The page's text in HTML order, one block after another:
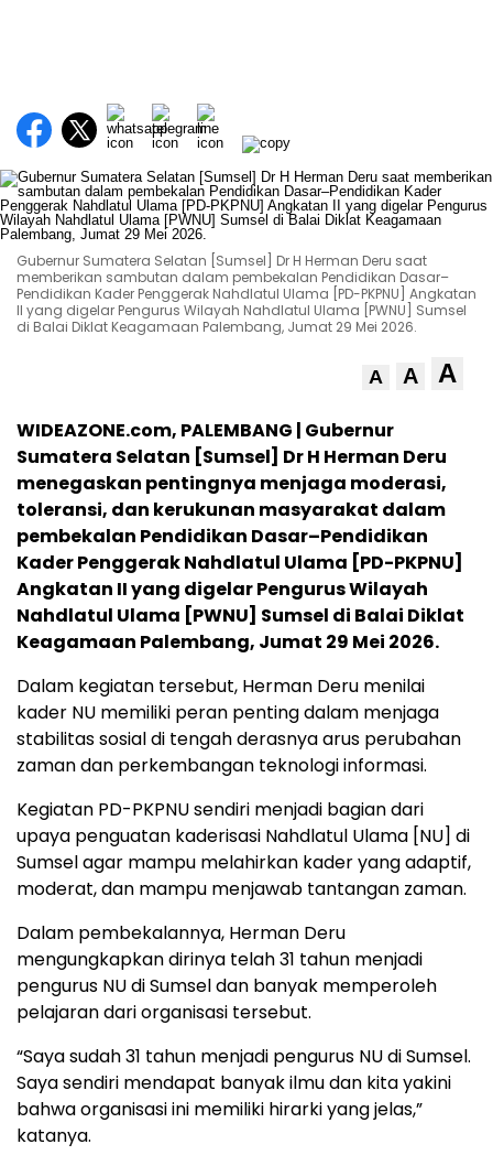
Gubernur Sumatera Selatan [Sumsel] Dr H Herman Deru saat
memberikan sambutan dalam pembekalan Pendidikan Dasar–
Pendidikan Kader Penggerak Nahdlatul Ulama [PD-PKPNU] Angkatan
II yang digelar Pengurus Wilayah Nahdlatul Ulama [PWNU] Sumsel
di Balai Diklat Keagamaan Palembang, Jumat 29 Mei 2026.
A A A
WIDEAZONE.com, PALEMBANG | Gubernur
Sumatera Selatan [Sumsel] Dr H Herman Deru
menegaskan pentingnya menjaga moderasi,
toleransi, dan kerukunan masyarakat dalam
pembekalan Pendidikan Dasar–Pendidikan
Kader Penggerak Nahdlatul Ulama [PD-PKPNU]
Angkatan II yang digelar Pengurus Wilayah
Nahdlatul Ulama [PWNU] Sumsel di Balai Diklat
Keagamaan Palembang, Jumat 29 Mei 2026.
Dalam kegiatan tersebut, Herman Deru menilai
kader NU memiliki peran penting dalam menjaga
stabilitas sosial di tengah derasnya arus perubahan
zaman dan perkembangan teknologi informasi.
Kegiatan PD-PKPNU sendiri menjadi bagian dari
upaya penguatan kaderisasi Nahdlatul Ulama [NU] di
Sumsel agar mampu melahirkan kader yang adaptif,
moderat, dan mampu menjawab tantangan zaman.
Dalam pembekalannya, Herman Deru
mengungkapkan dirinya telah 31 tahun menjadi
pengurus NU di Sumsel dan banyak memperoleh
pelajaran dari organisasi tersebut.
“Saya sudah 31 tahun menjadi pengurus NU di Sumsel.
Saya sendiri mendapat banyak ilmu dan kita yakini
bahwa organisasi ini memiliki hirarki yang jelas,”
katanya.